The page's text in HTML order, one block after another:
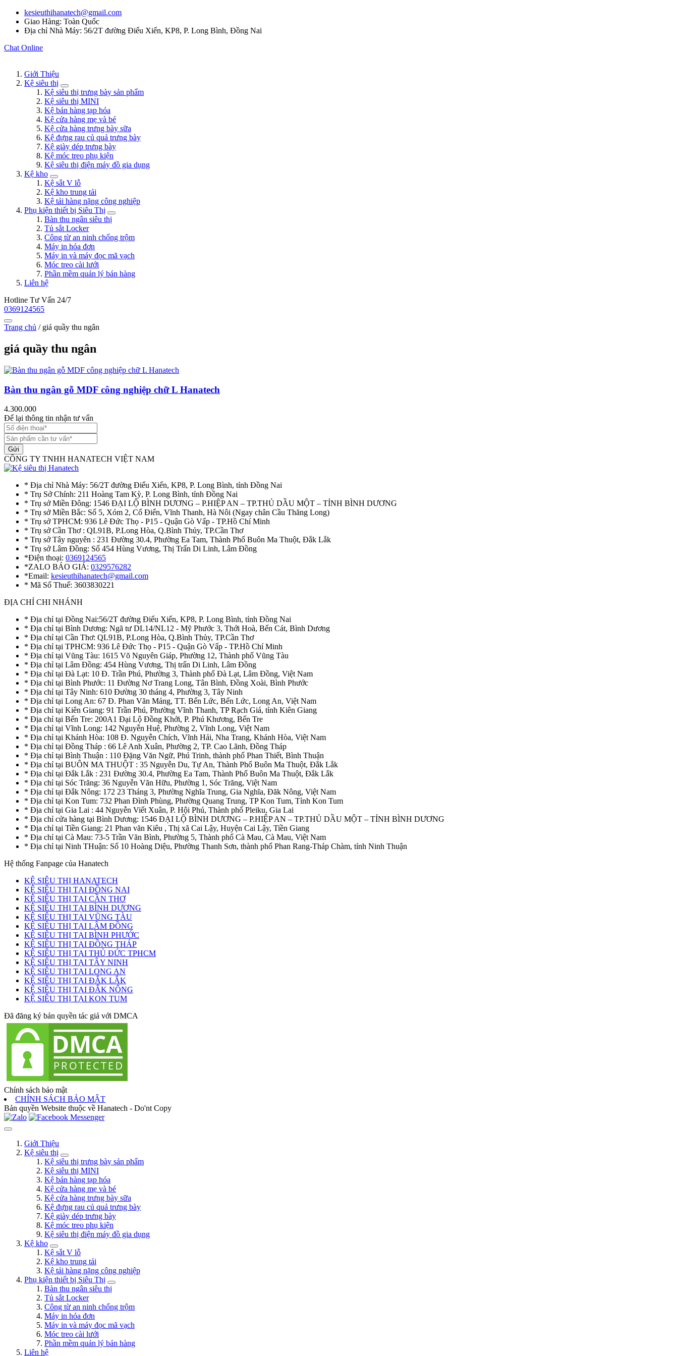
kesieuthihanatech@gmail.com
Giao Hàng: Toàn Quốc
Địa chỉ Nhà Máy: 56/2T đường Điểu Xiển, KP8, P. Long Bình, Đồng Nai
Chat Online
Giới Thiệu
Kệ siêu thị
Kệ siêu thị trưng bày sản phẩm
Kệ siêu thị MINI
Kệ bán hàng tạp hóa
Kệ cửa hàng mẹ và bé
Kệ cửa hàng trưng bày sữa
Kệ đựng rau củ quả trưng bày
Kệ giày dép trưng bày
Kệ móc treo phụ kiện
Kệ siêu thị điện máy đồ gia dụng
Kệ kho
Kệ sắt V lỗ
Kệ kho trung tải
Kệ tải hàng nặng công nghiệp
Phụ kiện thiết bị Siêu Thị
Bàn thu ngân siêu thị
Tủ sắt Locker
Công từ an ninh chống trộm
Máy in hóa đơn
Máy in và máy đọc mã vạch
Móc treo cài lưới
Phần mềm quản lý bán hàng
Liên hệ
Hotline Tư Vấn 24/7
0369124565
Trang chủ / giá quầy thu ngân
giá quầy thu ngân
Bàn thu ngân gỗ MDF công nghiệp chữ L Hanatech
4.300.000
Để lại thông tin nhận tư vấn
Gửi
CÔNG TY TNHH HANATECH VIỆT NAM
* Địa chỉ Nhà Máy: 56/2T đường Điểu Xiển, KP8, P. Long Bình, tỉnh Đồng Nai
* Trụ Sở Chính: 211 Hoàng Tam Kỳ, P. Long Bình, tỉnh Đồng Nai
* Trụ sở Miền Đông: 1546 ĐẠI LỘ BÌNH DƯƠNG – P.HIỆP AN – TP.THỦ DẦU MỘT – TỈNH BÌNH DƯƠNG
* Trụ sở Miền Bắc: Số 5, Xóm 2, Cổ Điển, Vĩnh Thanh, Hà Nôi (Ngay chân Cầu Thăng Long)
* Trụ sở TPHCM: 936 Lê Đức Thọ - P15 - Quận Gò Vấp - TP.Hồ Chí Minh
* Trụ sở Cần Thơ : QL91B, P.Long Hòa, Q.Bình Thủy, TP.Cần Thơ
* Trụ sở Tây nguyên : 231 Đường 30.4, Phường Ea Tam, Thành Phố Buôn Ma Thuột, Đắk Lắk
* Trụ sở Lâm Đồng: Số 454 Hùng Vương, Thị Trấn Di Linh, Lâm Đồng
*Điện thoại: 0369124565
*ZALO BÁO GIÁ: 0329576282
*Email: kesieuthihanatech@gmail.com
* Mã Số Thuế: 3603830221
ĐỊA CHỈ CHI NHÁNH
* Địa chỉ tại Đồng Nai:56/2T đường Điểu Xiển, KP8, P. Long Bình, tỉnh Đồng Nai
* Địa chỉ tại Bình Dương: Ngã tư DL14/NL12 - Mỹ Phước 3, Thới Hoà, Bến Cát, Bình Dương
* Địa chỉ tại Cần Thơ: QL91B, P.Long Hòa, Q.Bình Thủy, TP.Cần Thơ
* Địa chỉ tại TPHCM: 936 Lê Đức Thọ - P15 - Quận Gò Vấp - TP.Hồ Chí Minh
* Địa chỉ tại Vũng Tàu: 1615 Võ Nguyên Giáp, Phường 12, Thành phố Vũng Tàu
* Địa chỉ tại Lâm Đồng: 454 Hùng Vương, Thị trấn Di Linh, Lâm Đồng
* Địa chỉ tại Đà Lạt: 10 Đ. Trần Phú, Phường 3, Thành phố Đà Lạt, Lâm Đồng, Việt Nam
* Địa chỉ tại Bình Phước: 11 Đường Nơ Trang Long, Tân Bình, Đồng Xoài, Bình Phước
* Địa chỉ tại Tây Ninh: 610 Đường 30 tháng 4, Phường 3, Tây Ninh
* Địa chỉ tại Long An: 67 Đ. Phan Văn Mảng, TT. Bến Lức, Bến Lức, Long An, Việt Nam
* Địa chỉ tại Kiên Giang: 91 Trần Phú, Phường Vĩnh Thanh, TP Rạch Giá, tỉnh Kiên Giang
* Địa chỉ tại Bến Tre: 200A1 Đại Lộ Đồng Khởi, P. Phú Khương, Bến Tre
* Địa chỉ tại Vĩnh Long: 142 Nguyễn Huệ, Phường 2, Vĩnh Long, Việt Nam
* Địa chỉ tại Khánh Hòa: 108 Đ. Nguyễn Chích, Vĩnh Hải, Nha Trang, Khánh Hòa, Việt Nam
* Địa chỉ tại Đồng Tháp : 66 Lê Anh Xuân, Phường 2, TP. Cao Lãnh, Đồng Tháp
* Địa chỉ tại Bình Thuận : 110 Đặng Văn Ngữ, Phú Trinh, thành phố Phan Thiết, Bình Thuận
* Địa chỉ tại BUÔN MA THUỘT : 35 Nguyễn Du, Tự An, Thành Phố Buôn Ma Thuột, Đắk Lắk
* Địa chỉ tại Đắk Lắk : 231 Đường 30.4, Phường Ea Tam, Thành Phố Buôn Ma Thuột, Đắk Lắk
* Địa chỉ tại Sóc Trăng: 36 Nguyễn Văn Hữu, Phường 1, Sóc Trăng, Việt Nam
* Địa chỉ tại Đắk Nông: 172 23 Tháng 3, Phường Nghĩa Trung, Gia Nghĩa, Đăk Nông, Việt Nam
* Địa chỉ tại Kon Tum: 732 Phan Đình Phùng, Phường Quang Trung, TP Kon Tum, Tỉnh Kon Tum
* Địa chỉ tại Gia Lai : 44 Nguyễn Viết Xuân, P. Hội Phú, Thành phố Pleiku, Gia Lai
* Địa chỉ cửa hàng tại Bình Dương: 1546 ĐẠI LỘ BÌNH DƯƠNG – P.HIỆP AN – TP.THỦ DẦU MỘT – TỈNH BÌNH DƯƠNG
* Địa chỉ tại Tiền Giang: 21 Phan văn Kiêu , Thị xã Cai Lậy, Huyện Cai Lậy, Tiền Giang
* Địa chỉ tại Cà Mau: 73-5 Trần Văn Bình, Phường 5, Thành phố Cà Mau, Cà Mau, Việt Nam
* Địa chỉ tại Ninh THuận: Số 10 Hoàng Diệu, Phường Thanh Sơn, thành phố Phan Rang-Tháp Chàm, tỉnh Ninh Thuận
Hệ thống Fanpage của Hanatech
KỆ SIÊU THỊ HANATECH
KỆ SIÊU THỊ TẠI ĐỒNG NAI
KỆ SIÊU THỊ TẠI CẦN THƠ
KỆ SIÊU THỊ TẠI BÌNH DƯƠNG
KỆ SIÊU THỊ TẠI VŨNG TÀU
KỆ SIÊU THỊ TẠI LÂM ĐỒNG
KỆ SIÊU THỊ TẠI BÌNH PHƯỚC
KỆ SIÊU THỊ TẠI ĐỒNG THÁP
KỆ SIÊU THỊ TẠI THỦ ĐỨC TPHCM
KỆ SIÊU THỊ TẠI TÂY NINH
KỆ SIÊU THỊ TẠI LONG AN
KỆ SIÊU THỊ TẠI ĐẮK LẮK
KỆ SIÊU THỊ TẠI ĐẮK NÔNG
KỆ SIÊU THỊ TẠI KON TUM
Đã đăng ký bản quyền tác giả với DMCA
Chính sách bảo mật
CHÍNH SÁCH BẢO MẬT
Bản quyền Website thuộc về Hanatech - Do'nt Copy
Giới Thiệu
Kệ siêu thị
Kệ siêu thị trưng bày sản phẩm
Kệ siêu thị MINI
Kệ bán hàng tạp hóa
Kệ cửa hàng mẹ và bé
Kệ cửa hàng trưng bày sữa
Kệ đựng rau củ quả trưng bày
Kệ giày dép trưng bày
Kệ móc treo phụ kiện
Kệ siêu thị điện máy đồ gia dụng
Kệ kho
Kệ sắt V lỗ
Kệ kho trung tải
Kệ tải hàng nặng công nghiệp
Phụ kiện thiết bị Siêu Thị
Bàn thu ngân siêu thị
Tủ sắt Locker
Công từ an ninh chống trộm
Máy in hóa đơn
Máy in và máy đọc mã vạch
Móc treo cài lưới
Phần mềm quản lý bán hàng
Liên hệ